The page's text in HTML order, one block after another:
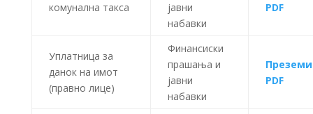
комунална такса
јавни
набавки
PDF
Уплатница за
данок на имот
(правно лице)
Финансиски
прашања и
јавни
набавки
Преземи
PDF